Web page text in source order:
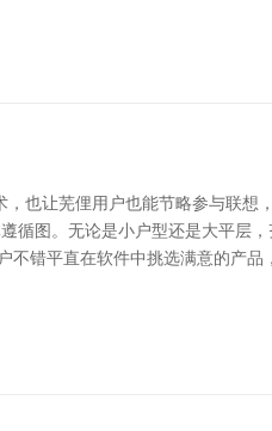
也让芜俚用户也能节略参与联想
循图。无论是小户型还是大平层
不错平直在软件中挑选满意的产品